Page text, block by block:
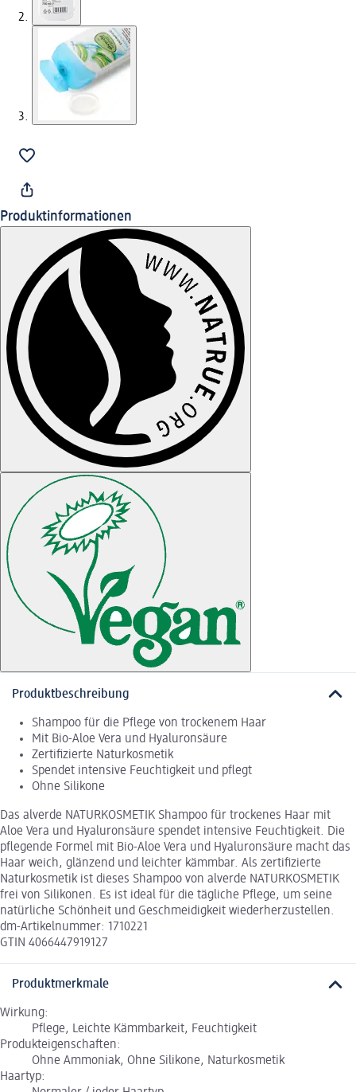
Produktinformationen
Produktbeschreibung
Shampoo für die Pflege von trockenem Haar
Mit Bio-Aloe Vera und Hyaluronsäure
Zertifizierte Naturkosmetik
Spendet intensive Feuchtigkeit und pflegt
Ohne Silikone
Das alverde NATURKOSMETIK Shampoo für trockenes Haar mit
Aloe Vera und Hyaluronsäure spendet intensive Feuchtigkeit. Die
pflegende Formel mit Bio-Aloe Vera und Hyaluronsäure macht das
Haar weich, glänzend und leichter kämmbar. Als zertifizierte
Naturkosmetik ist dieses Shampoo von alverde NATURKOSMETIK
frei von Silikonen. Es ist ideal für die tägliche Pflege, um seine
natürliche Schönheit und Geschmeidigkeit wiederherzustellen.
dm-Artikelnummer: 1710221
GTIN 4066447919127
Produktmerkmale
Wirkung:
Pflege, Leichte Kämmbarkeit, Feuchtigkeit
Produkteigenschaften:
Ohne Ammoniak, Ohne Silikone, Naturkosmetik
Haartyp: